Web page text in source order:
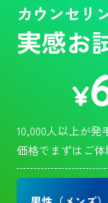
カウンセリ
実感お
¥
10,000人以上が
価格でまずはご体